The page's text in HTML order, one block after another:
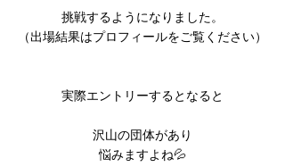
挑戦するようになりました。
（出場結果はプロフィールをご覧ください）
実際エントリーするとなると
沢山の団体があり
悩みますよね💦